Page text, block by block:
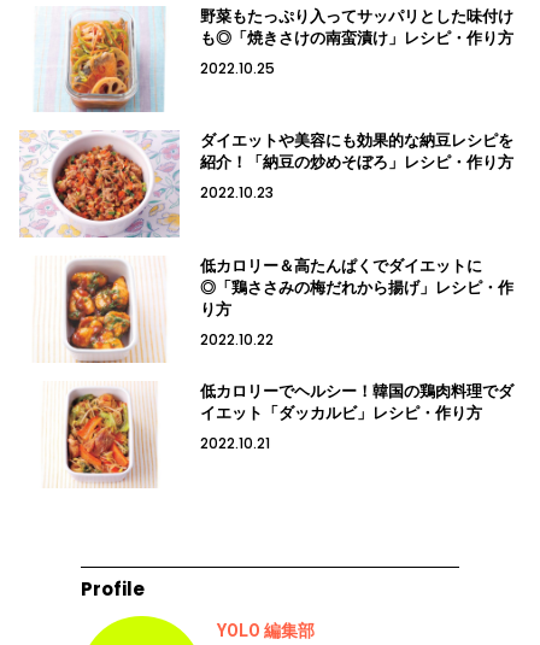
野菜もたっぷり入ってサッパリとした味付け
も◎「焼きさけの南蛮漬け」レシピ・作り方
2022.10.25
ダイエットや美容にも効果的な納豆レシピを
紹介！「納豆の炒めそぼろ」レシピ・作り方
2022.10.23
低カロリー＆高たんぱくでダイエットに
◎「鶏ささみの梅だれから揚げ」レシピ・作
り方
2022.10.22
低カロリーでヘルシー！韓国の鶏肉料理でダ
イエット「ダッカルビ」レシピ・作り方
2022.10.21
Profile
YOLO 編集部